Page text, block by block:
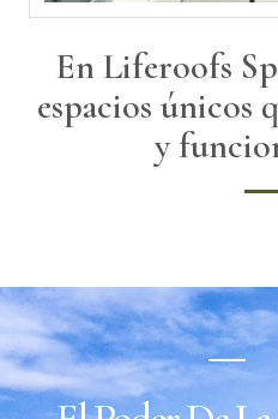
En Liferoofs
espacios únicos
y